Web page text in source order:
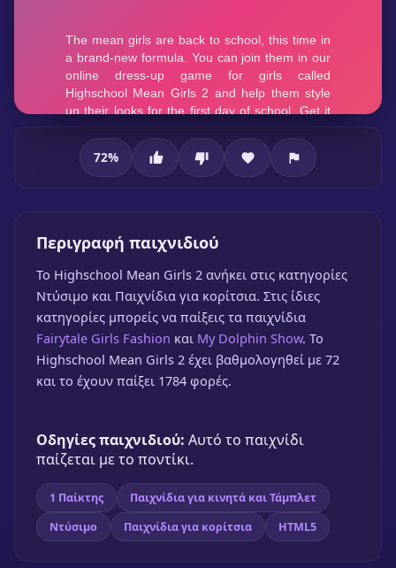
Highschool Mean Girls 2
★72%🎮 1 Παίκτης
72%
Περιγραφή παιχνιδιού
To Highschool Mean Girls 2 ανήκει στις κατηγορίες
Ντύσιμο και Παιχνίδια για κορίτσια. Στις ίδιες
κατηγορίες μπορείς να παίξεις τα παιχνίδια
Fairytale Girls Fashion και My Dolphin Show. Το
Highschool Mean Girls 2 έχει βαθμολογηθεί με 72
και το έχουν παίξει 1784 φορές.
Οδηγίες παιχνιδιού: Αυτό το παιχνίδι
παίζεται με το ποντίκι.
1 Παίκτης
Παιχνίδια για κινητά και Τάμπλετ
Ντύσιμο
Παιχνίδια για κορίτσια HTML5